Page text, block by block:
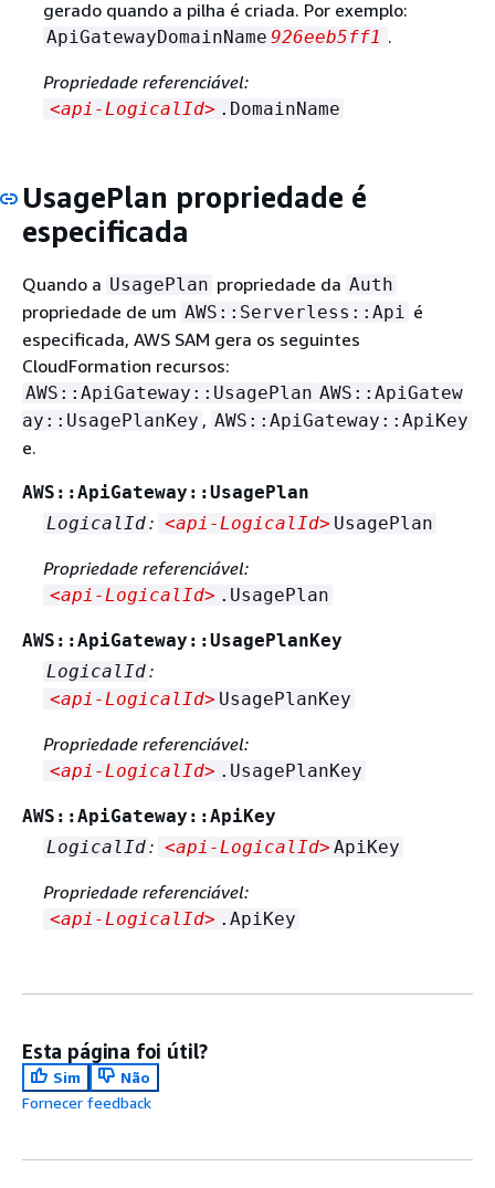
gerado quando a pilha é criada. Por exemplo:
ApiGatewayDomainName 926eeb5ff1 .
Propriedade referenciável:
<api‑LogicalId> .DomainName
UsagePlan propriedade é
especificada
Quando a UsagePlan propriedade da Auth
propriedade de um AWS::Serverless::Api
é
especificada, AWS SAM gera os seguintes
CloudFormation recursos:
AWS::ApiGateway::UsagePlan AWS::ApiGatew
ay::UsagePlanKey , AWS::ApiGateway::ApiKey
e.
AWS::ApiGateway::UsagePlan
LogicalId: <api‑LogicalId> UsagePlan
Propriedade referenciável:
<api‑LogicalId> .UsagePlan
AWS::ApiGateway::UsagePlanKey
LogicalId:
<api‑LogicalId> UsagePlanKey
Propriedade referenciável:
<api‑LogicalId> .UsagePlanKey
AWS::ApiGateway::ApiKey
LogicalId: <api‑LogicalId> ApiKey
Propriedade referenciável:
<api‑LogicalId> .ApiKey
Esta página foi útil?
Sim
Não
Fornecer feedback